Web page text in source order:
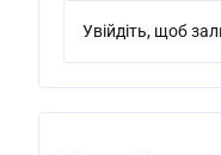
Увійдіть, щоб